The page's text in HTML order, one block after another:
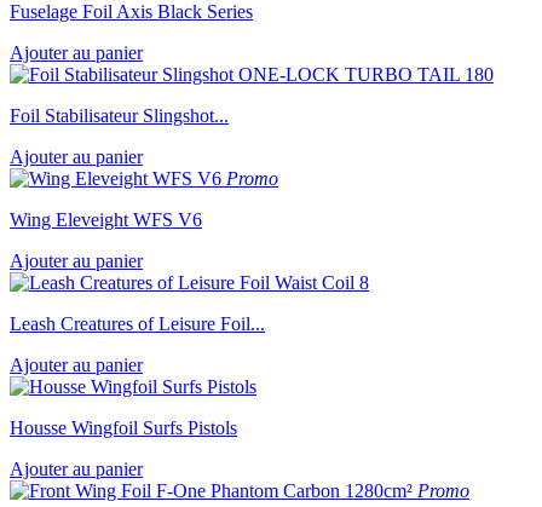
Fuselage Foil Axis Black Series
Ajouter au panier
Foil Stabilisateur Slingshot...
Ajouter au panier
Promo
Wing Eleveight WFS V6
Ajouter au panier
Leash Creatures of Leisure Foil...
Ajouter au panier
Housse Wingfoil Surfs Pistols
Ajouter au panier
Promo